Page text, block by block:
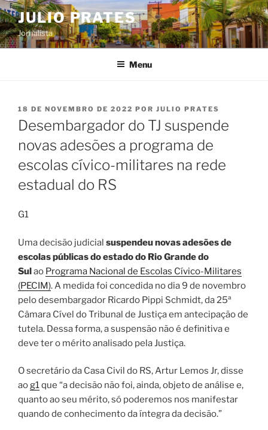
Pular
para
o
conteúdo
JULIO PRATES
Jornalista
Menu
PUBLICADO
EM
18 DE NOVEMBRO DE 2022 POR JULIO PRATES
Desembargador do TJ suspende
novas adesões a programa de
escolas cívico-militares na rede
estadual do RS
G1
Uma decisão judicial suspendeu novas adesões de
escolas públicas do estado do Rio Grande do
Sulao Programa Nacional de Escolas Cívico-Militares
(PECIM). A medida foi concedida no dia 9 de novembro
pelo desembargador Ricardo Pippi Schmidt, da 25ª
Câmara Cível do Tribunal de Justiça em antecipação de
tutela. Dessa forma,a suspensão não é definitiva e
deve ter o mérito analisado pela Justiça.
O secretário da Casa Civil do RS, Artur Lemos Jr, disse
aog1que “a decisão não foi, ainda, objeto de análise e,
quanto ao seu mérito, só poderemos nos manifestar
quando de conhecimento da íntegra da decisão.”